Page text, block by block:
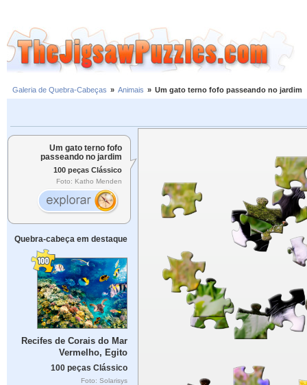
Galeria de Quebra-Cabeças » Animais » Um gato terno fofo passeando no jardim
Um gato terno fofo
passeando no jardim
100 peças Clássico
Foto: Katho Menden
Quebra-cabeça em destaque
Recifes de Corais do Mar
Vermelho, Egito
100 peças Clássico
Foto: Solarisys